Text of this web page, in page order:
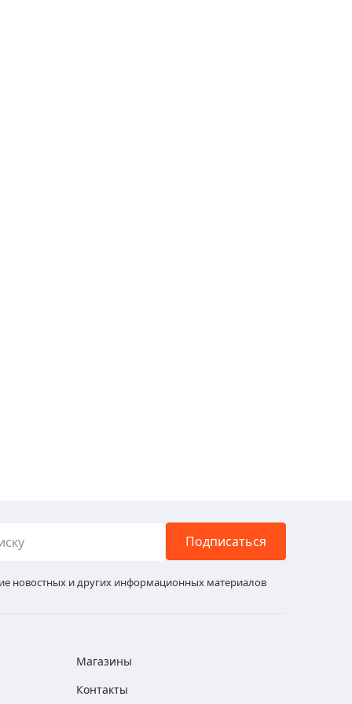
Подписаться
новостных и других информационных материалов
Магазины
Контакты